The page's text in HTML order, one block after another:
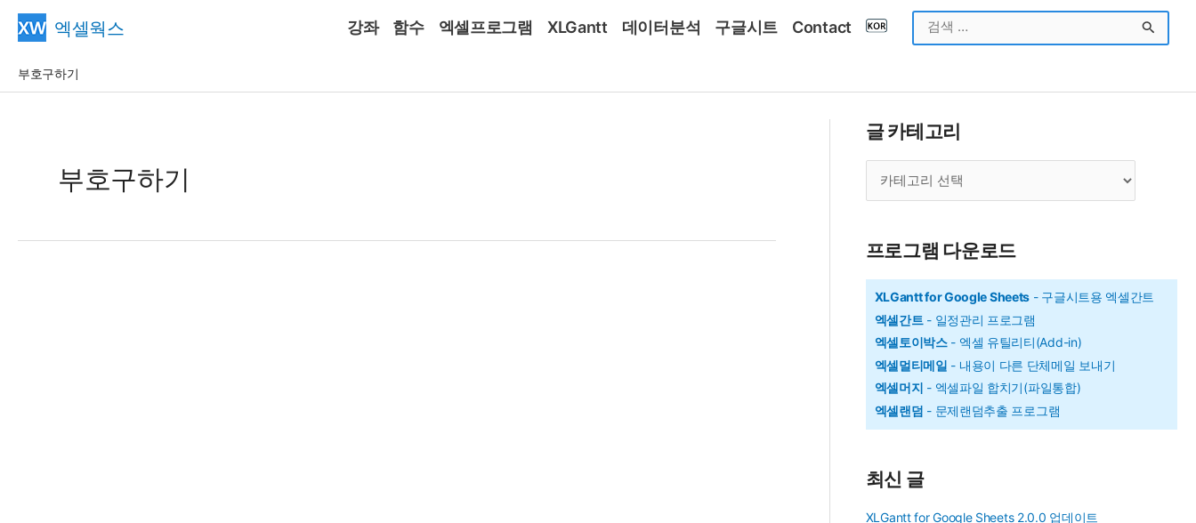
엑셀웍스 강좌 함수 엑셀프로그램 XLGantt 데이터분석 구글시트 Contact
색
상
부호구하기
부호구하기
글 카테고리
리
프로그램 다운로드
XLGantt for Google Sheets - 구글시트용 엑셀간트
엑셀간트- 일정관리 프로그램
엑셀토이박스- 엑셀 유틸리티(Add-in)
엑셀멀티메일 - 내용이 다른 단체메일 보내기
엑셀머지 - 엑셀파일 합치기(파일통합)
엑셀랜덤 - 문제랜덤추출 프로그램
최신 글
XLGantt for Google Sheets 2.0.0 업데이트